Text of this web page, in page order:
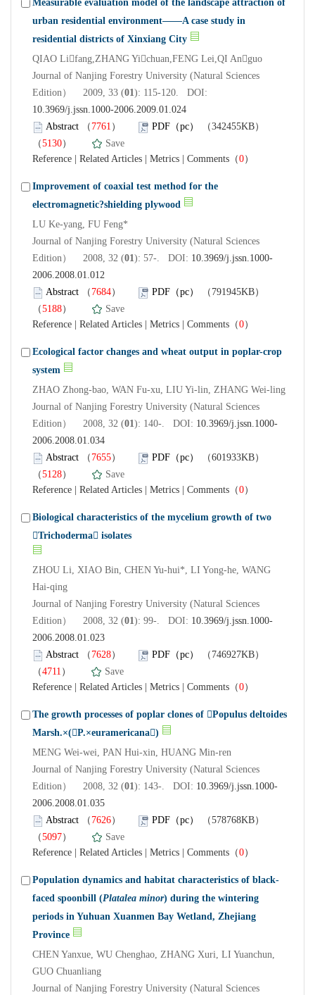
Measurable evaluation model of the landscape attraction of
urban residential environment——A case study in
residential districts of Xinxiang City
QIAO Lifang,ZHANG Yichuan,FENG Lei,QI Anguo
Journal of Nanjing Forestry University (Natural Sciences
Edition） 2009, 33 (01): 115-120. DOI:
10.3969/j.jssn.1000-2006.2009.01.024
Abstract （ 7761 ） PDF（pc）
（342455KB）
（5130）
Save
Reference
Related Articles Metrics Comments （0）
Improvement of coaxial test method for the
electromagnetic?shielding plywood
LU Ke-yang, FU Feng*
Journal of Nanjing Forestry University (Natural Sciences
Edition） 2008, 32 (01): 57-. DOI: 10.3969/j.jssn.1000-
2006.2008.01.012
Abstract （ 7684） PDF（pc）
（791945KB）
（5188）
Save
Reference
Related Articles Metrics Comments （0）
Ecological factor changes and wheat output in poplar-crop
system
ZHAO Zhong-bao, WAN Fu-xu, LIU Yi-lin, ZHANG Wei-ling
Journal of Nanjing Forestry University (Natural Sciences
Edition） 2008, 32 (01): 140-. DOI: 10.3969/j.jssn.1000-
2006.2008.01.034
Abstract （ 7655） PDF（pc）
（601933KB）
（5128）
Save
Reference
Related Articles Metrics Comments （0）
Biological characteristics of the mycelium growth of two
Trichoderma isolates
ZHOU Li, XIAO Bin, CHEN Yu-hui*, LI Yong-he, WANG
Hai-qing
Journal of Nanjing Forestry University (Natural Sciences
Edition） 2008, 32 (01): 99-. DOI: 10.3969/j.jssn.1000-
2006.2008.01.023
Abstract （ 7628） PDF（pc）
（746927KB）
（4711 ）
Save
Reference
Related Articles Metrics Comments （0）
The growth processes of poplar clones of Populus deltoides
Marsh.×(P.×euramericana)
MENG Wei-wei, PAN Hui-xin, HUANG Min-ren
Journal of Nanjing Forestry University (Natural Sciences
Edition） 2008, 32 (01): 143-. DOI: 10.3969/j.jssn.1000-
2006.2008.01.035
Abstract （ 7626） PDF（pc）
（578768KB）
（5097）
Save
Reference
Related Articles Metrics Comments （0）
Population dynamics and habitat characteristics of black-
faced spoonbill (Platalea minor) during the wintering
periods in Yuhuan Xuanmen Bay Wetland, Zhejiang
Province
CHEN Yanxue, WU Chenghao, ZHANG Xuri, LI Yuanchun,
GUO Chuanliang
Journal of Nanjing Forestry University (Natural Sciences